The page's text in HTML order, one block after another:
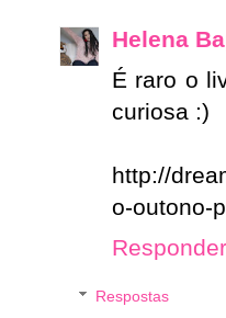
Helena
É raro o
curiosa :)
http://
o-outono-
Responder
Respostas